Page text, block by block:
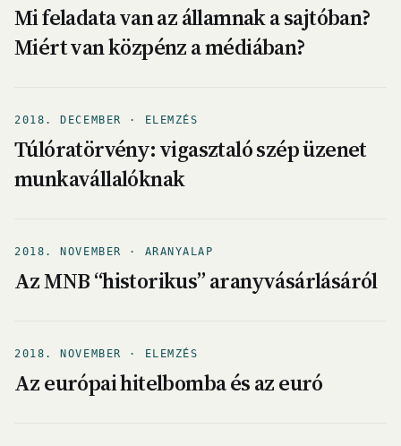
Mi feladata van az államnak a sajtóban?
Miért van közpénz a médiában?
2018. DECEMBER · ELEMZÉS
Túlóratörvény: vigasztaló szép üzenet
munkavállalóknak
2018. NOVEMBER · ARANYALAP
Az MNB “historikus” aranyvásárlásáról
2018. NOVEMBER · ELEMZÉS
Az európai hitelbomba és az euró